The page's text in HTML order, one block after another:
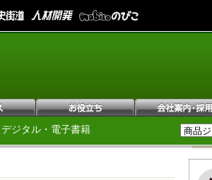
デジタル・電子書籍